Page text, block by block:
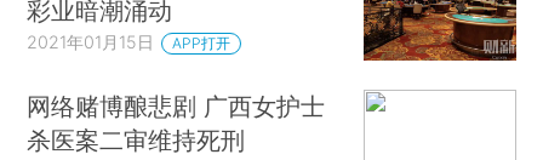
彩业暗潮涌动
2021年01月15日 APP打开
网络赌博酿悲剧 广西女护士
杀医案二审维持死刑